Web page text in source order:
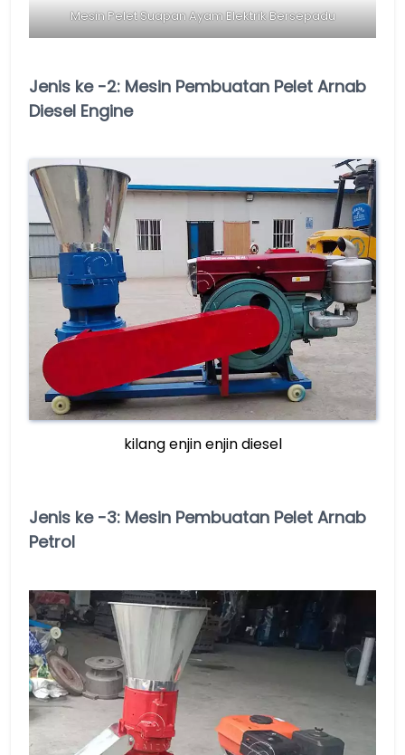
Mesin Pelet Suapan Ayam Elektrik Bersepadu
Jenis ke -2: Mesin Pembuatan Pelet Arnab
Diesel Engine
kilang enjin enjin diesel
Jenis ke -3: Mesin Pembuatan Pelet Arnab
Petrol